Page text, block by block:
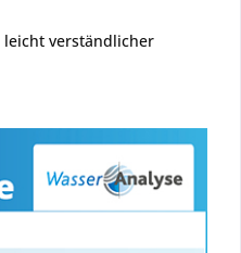
verständlicher